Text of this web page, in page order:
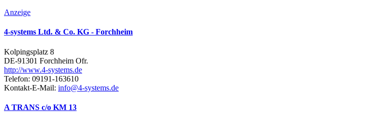
Anzeige
4-systems Ltd. & Co. KG - Forchheim
Kolpingsplatz 8
DE-91301 Forchheim Ofr.
http://www.4-systems.de
Telefon: 09191-163610
Kontakt-E-Mail: info@4-systems.de
A TRANS c/o KM 13